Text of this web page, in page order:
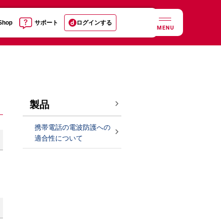
サポート ログインする
MENU
製品
携帯電話の電波防護への
適合性について